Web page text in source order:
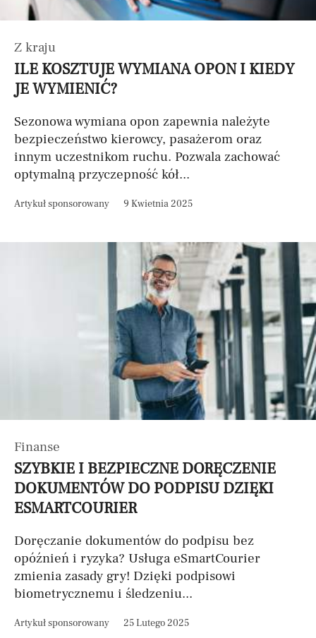
Z kraju
ILE KOSZTUJE WYMIANA OPON I KIEDY
JE WYMIENIĆ?
Sezonowa wymiana opon zapewnia należyte
bezpieczeństwo kierowcy, pasażerom oraz
innym uczestnikom ruchu. Pozwala zachować
optymalną przyczepność kół...
Artykuł sponsorowany 9 Kwietnia 2025
Finanse
SZYBKIE I BEZPIECZNE DORĘCZENIE
DOKUMENTÓW DO PODPISU DZIĘKI
ESMARTCOURIER
Doręczanie dokumentów do podpisu bez
opóźnień i ryzyka? Usługa eSmartCourier
zmienia zasady gry! Dzięki podpisowi
biometrycznemu i śledzeniu...
Artykuł sponsorowany 25 Lutego 2025